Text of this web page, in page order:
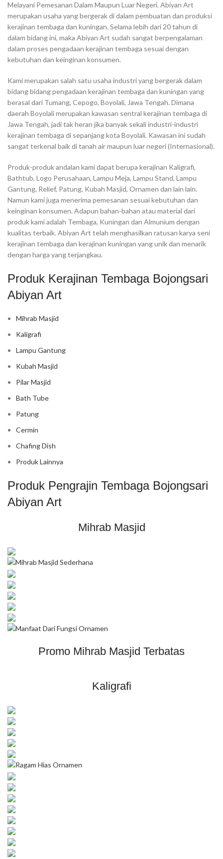
Melayani Pemesanan Dalam Maupun Luar Negeri. Abiyan Art
merupakan usaha yang bergerak di dalam pembuatan dan produksi
kerajinan tembaga dan kuningan. Selama lebih dari 20 tahun di
dalam bidang ini, maka Abiyan Art sudah sangat berpengalaman
dalam proses pengadaan kerajinan tembaga sesuai dengan
kebutuhan dan keinginan konsumen.
Kami merupakan salah satu usaha industri yang bergerak dalam
bidang bidang pengadaan kerajinan tembaga dan kuningan yang
berasal dari Tumang, Cepogo, Boyolali, Jawa Tengah. Dimana
daerah Boyolali merupakan kawasan sentral kerajinan tembaga di
Jawa Tengah, jadi tak heran jika banyak sekali industri-industri
kerajinan tembaga di sepanjang kota Boyolali. Kawasan ini sudah
sangat terkenal baik di tanah air maupun luar negeri (Internasional).
Produk-produk andalan kami dapat berupa kerajinan Kaligrafi,
Bathtub, Logo Perusahaan, Lampu Meja, Lampu Stand, Lampu
Gantung, Relief, Patung, Kubah Masjid, Ornamen dan lain lain.
Namun kami juga menerima pemesanan sesuai kebutuhan dan
keinginan konsumen. Adapun bahan-bahan atau material dari
produk kami adalah Tembaga, Kuningan dan Almunium dengan
kualitas terbaik. Abiyan Art telah menghasilkan ratusan karya seni
kerajinan tembaga dan kerajinan kuningan yang unik dan menarik
dengan harga yang terjangkau.
Produk Kerajinan Tembaga Bojongsari
Abiyan Art
Mihrab Masjid
Kaligrafi
Lampu Gantung
Kubah Masjid
Pilar Masjid
Bath Tube
Patung
Cermin
Chafing Dish
Produk Lainnya
Produk Pengrajin Tembaga Bojongsari
Abiyan Art
Mihrab Masjid
Promo Mihrab Masjid Terbatas
Kaligrafi